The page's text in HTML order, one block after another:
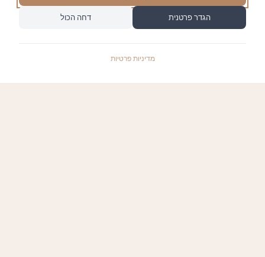
הגדר פרטנית דחה הכול
מדיניות פרטיות